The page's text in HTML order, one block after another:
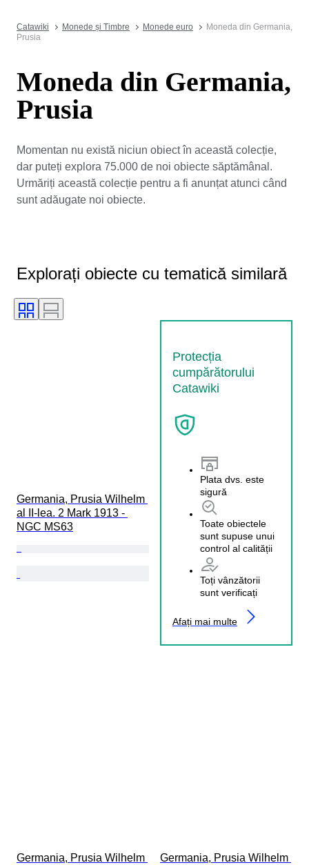
Catawiki Monede și Timbre Monede euro
Moneda din Germania,
Prusia
Moneda din Germania,
Prusia
Momentan nu există niciun obiect în această colecție,
dar puteți explora 75.000 de noi obiecte săptămânal.
Urmăriți această colecție pentru a fi anunțat atunci când
sunt adăugate noi obiecte.
Explorați obiecte cu tematică similară
Protecția
cumpărătorului
Catawiki
Plata dvs. este
sigură
Toate obiectele
sunt supuse unui
control al calității
Toți vânzătorii
sunt verificați
Afați mai multe
Germania, Prusia Wilhelm
al II-lea. 2 Mark 1913 -
NGC MS63
Germania, Prusia Wilhelm
Germania, Prusia Wilhelm